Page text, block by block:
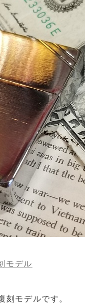
モデル
モデルです。